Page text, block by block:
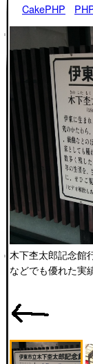
CakePHP
木下杢太郎記念館
などでも優れた実